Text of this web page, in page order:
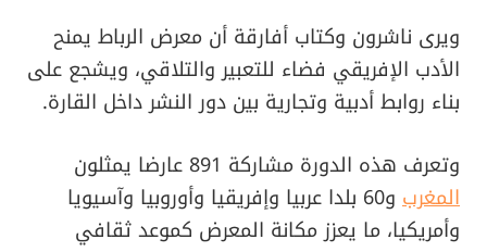
ويرى ناشرون وكتاب أفارقة أن معرض الرباط يمنح
الأدب الإفريقي فضاء للتعبير والتلاقي، ويشجع على
بناء روابط أدبية وتجارية بين دور النشر داخل القارة.
وتعرف هذه الدورة مشاركة 891 عارضا يمثلون
المغرب
و60 بلدا عربيا وإفريقيا وأوروبيا وآسيويا
وأمريكيا، ما يعزز مكانة المعرض كموعد ثقافي